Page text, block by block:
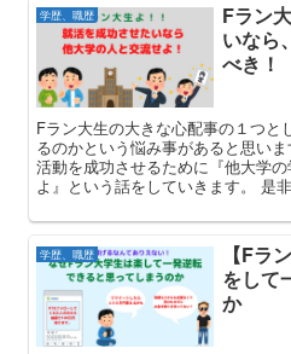
学歴、職歴
Fラン
いなら
べき！
Fラン大生の大きな心配事の１つと
るのかという悩み事があると思い
活動を成功させるために『他大学
よ』という話をしていきます。 是
学歴、職歴
【Fラ
をして
か